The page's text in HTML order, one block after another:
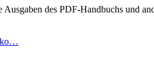
des PDF-Handbuchs und
ko…